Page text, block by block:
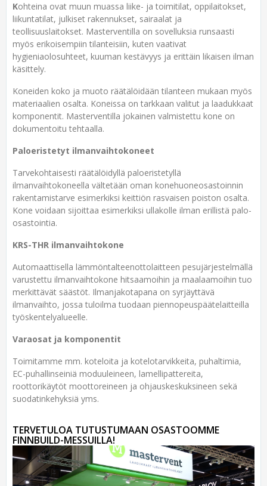
Kohteina ovat muun muassa liike- ja toimitilat, oppilaitokset,
liikuntatilat, julkiset rakennukset, sairaalat ja
teollisuuslaitokset. Masterventilla on sovelluksia runsaasti
myös erikoisempiin tilanteisiin, kuten vaativat
hygieniaolosuhteet, kuuman kestävyys ja erittäin likaisen ilman
käsittely.
Koneiden koko ja muoto räätälöidään tilanteen mukaan myös
materiaalien osalta. Koneissa on tarkkaan valitut ja laadukkaat
komponentit. Masterventilla jokainen valmistettu kone on
dokumentoitu tehtaalla.
Paloeristetyt ilmanvaihtokoneet
Tarvekohtaisesti räätälöidyllä paloeristetyllä
ilmanvaihtokoneella vältetään oman konehuoneosastoinnin
rakentamistarve esimerkiksi keittiön rasvaisen poiston osalta.
Kone voidaan sijoittaa esimerkiksi ullakolle ilman erillistä palo-
osastointia.
KRS-THR ilmanvaihtokone
Automaattisella lämmöntalteenottolaitteen pesujärjestelmällä
varustettu ilmanvaihtokone hitsaamoihin ja maalaamoihin tuo
merkittävät säästöt. Ilmanjakotapana on syrjäyttävä
ilmanvaihto, jossa tuloilma tuodaan piennopeuspäätelaitteilla
työskentelyalueelle.
Varaosat ja komponentit
Toimitamme mm. koteloita ja kotelotarvikkeita, puhaltimia,
EC-puhallinseiniä moduuleineen, lamellipattereita,
roottorikäytöt moottoreineen ja ohjauskeskuksineen sekä
suodatinkehyksiä yms.
TERVETULOA TUTUSTUMAAN OSASTOOMME
FINNBUILD-MESSUILLA!